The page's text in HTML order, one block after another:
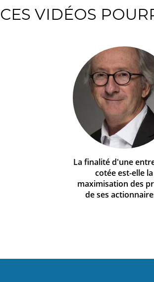
CES VIDÉOS
La finalité d'une
cotée est-elle la
maximisation des
de ses